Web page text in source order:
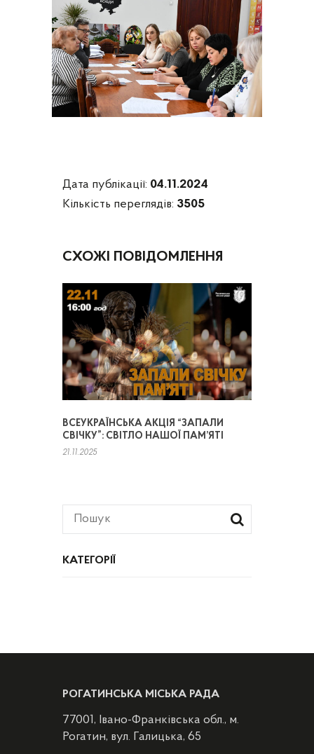
КАТЕГОРІЇ
Дата публікації: 04.11.2024
Кількість переглядів: 3505
СХОЖІ ПОВІДОМЛЕННЯ
ВСЕУКРАЇНСЬКА АКЦІЯ “ЗАПАЛИ
СВІЧКУ”: СВІТЛО НАШОЇ ПАМ’ЯТІ
21.11.2025
РОГАТИНСЬКА МІСЬКА РАДА
77001, Івано-Франківська обл., м.
Рогатин, вул. Галицька, 65